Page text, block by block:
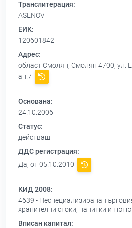
Транслитерация:
ASENOV
ЕИК:
120601842
Адрес:
област Смолян, Смолян 4700, ул.
ап.7
Основана:
24.10.2006
Статус:
действащ
ДДС регистрация:
Да, от 05.10.2010
КИД 2008:
4639 - Неспециализирана
хранителни стоки, напитки и
Вписан капитал: